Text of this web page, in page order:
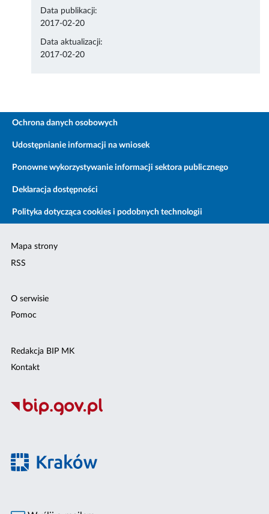
Data publikacji:
2017-02-20
Data aktualizacji:
2017-02-20
Ochrona danych osobowych
Udostępnianie informacji na wniosek
Ponowne wykorzystywanie informacji sektora publicznego
Deklaracja dostępności
Polityka dotycząca cookies i podobnych technologii
Mapa strony
RSS
O serwisie
Pomoc
Redakcja BIP MK
Kontakt